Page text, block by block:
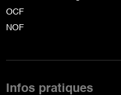
OCF
NOF
Infos pratiques